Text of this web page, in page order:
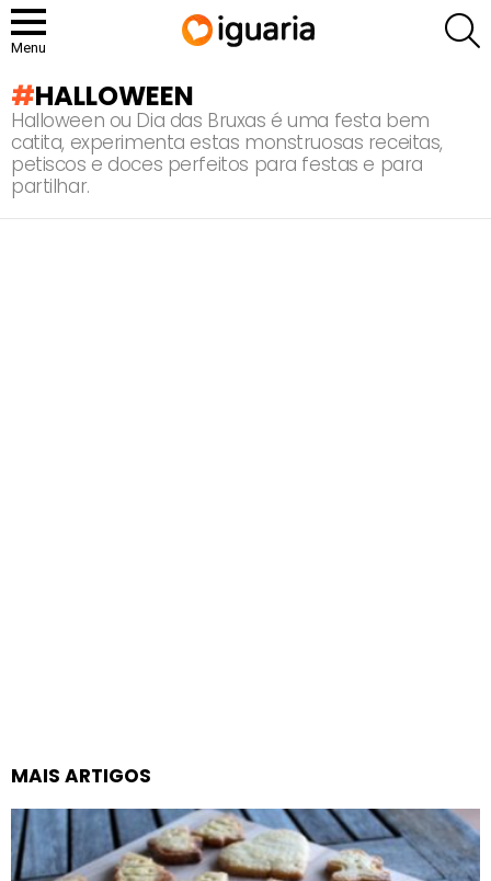
Menu
HALLOWEEN
Halloween ou Dia das Bruxas é uma festa bem
catita, experimenta estas monstruosas receitas,
petiscos e doces perfeitos para festas e para
partilhar.
MAIS ARTIGOS